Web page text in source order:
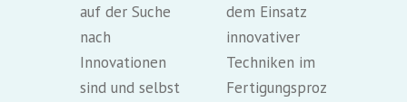
auf der Suche
nach
Innovationen
sind und selbst
dem Einsatz
innovativer
Techniken im
Fertigungsproz